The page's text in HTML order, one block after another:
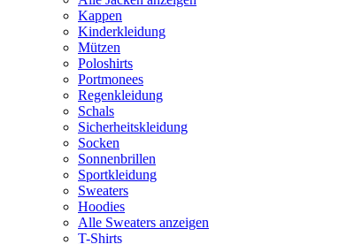
Kappen
Kinderkleidung
Mützen
Poloshirts
Portmonees
Regenkleidung
Schals
Sicherheitskleidung
Socken
Sonnenbrillen
Sportkleidung
Sweaters
Hoodies
Alle Sweaters anzeigen
T-Shirts